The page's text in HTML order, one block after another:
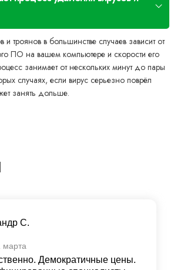
троянов в большинстве случаев зависит от
ПО на вашем компьютере и скорости его
занимает от нескольких минут до пары
случаях, если вирус серьезно поврёл
занять дольше.
С.
марта
Демократичные цены.